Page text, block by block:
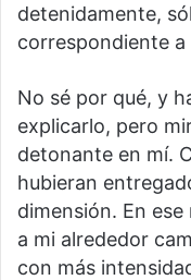
detenidamente,
correspondiente
No sé por qué, y
explicarlo, pero
detonante en mí.
hubieran
dimensión. En
a mi alrededor
con más